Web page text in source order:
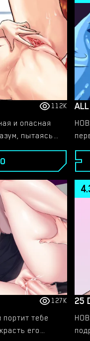
112K
и опасная
пытаясь
жила до
вас, чтобы
и
У вас есть
и
127K
тебе
его
25